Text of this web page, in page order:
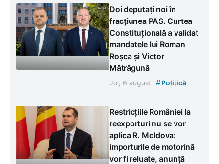
Doi deputați noi în
fracțiunea PAS. Curtea
Constituțională a validat
mandatele lui Roman
Roșca și Victor
Mătrăgună
Joi, 6 august #Politică
Restricțiile României la
reexporturi nu se vor
aplica R. Moldova:
importurile de motorină
vor fi reluate, anunță